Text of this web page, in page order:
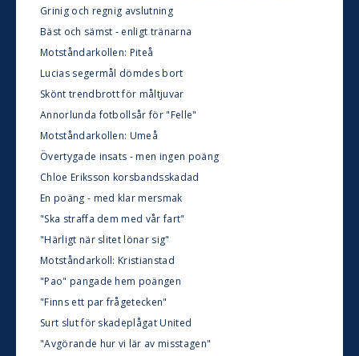
Grinig och regnig avslutning
Bäst och sämst - enligt tränarna
Motståndarkollen: Piteå
Lucias segermål dömdes bort
Skönt trendbrott för måltjuvar
Annorlunda fotbollsår för "Felle"
Motståndarkollen: Umeå
Övertygade insats - men ingen poäng
Chloe Eriksson korsbandsskadad
En poäng - med klar mersmak
"Ska straffa dem med vår fart"
"Härligt när slitet lönar sig"
Motståndarkoll: Kristianstad
"Pao" pangade hem poängen
"Finns ett par frågetecken"
Surt slut för skadeplågat United
"Avgörande hur vi lär av misstagen"